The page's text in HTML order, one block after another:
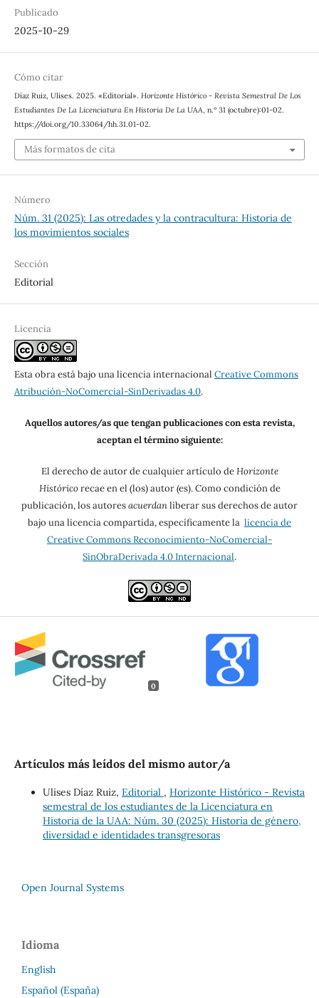
Publicado
2025-10-29
Cómo citar
Díaz Ruiz, Ulises. 2025. «Editorial». Horizonte Histórico - Revista Semestral De Los
Estudiantes De La Licenciatura En Historia De La UAA, n.º 31 (octubre):01-02.
https://doi.org/10.33064/hh.31.01-02.
Más formatos de cita
Número
Núm. 31 (2025): Las otredades y la contracultura: Historia de
los movimientos sociales
Sección
Editorial
Licencia
Esta obra está bajo una licencia internacional Creative Commons
Atribución-NoComercial-SinDerivadas 4.0.
Aquellos autores/as que tengan publicaciones con esta revista,
aceptan el término siguiente:
El derecho de autor de cualquier artículo deHorizonte
Históricorecae en el (los) autor (es). Como condición de
publicación, los autoresacuerdanliberar sus derechos de autor
bajo una licencia compartida, específicamente la licencia de
Creative Commons Reconocimiento-NoComercial-
SinObraDerivada 4.0 Internacional.
0
Artículos más leídos del mismo autor/a
Ulises Díaz Ruiz, Editorial , Horizonte Histórico - Revista
semestral de los estudiantes de la Licenciatura en
Historia de la UAA: Núm. 30 (2025): Historia de género,
diversidad e identidades transgresoras
Open Journal Systems
Idioma
English
Español (España)